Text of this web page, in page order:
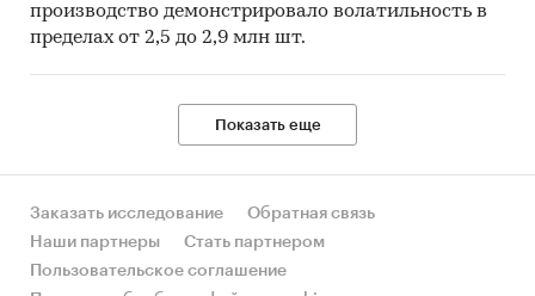
Показатель
Итоговая стоимость компании
(методом дисконтирования
производство демонстрировало волатильность в
пределах от 2,5 до 2,9 млн шт.
Показать еще
Заказать исследование
Обратная связь
Наши партнеры
Стать партнером
Пользовательское соглашение